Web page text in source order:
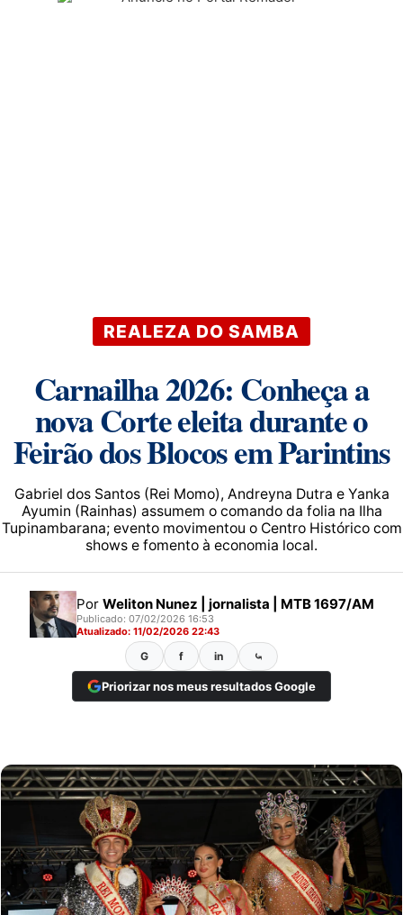
REALEZA DO SAMBA
Carnailha 2026: Conheça a
nova Corte eleita durante o
Feirão dos Blocos em Parintins
Gabriel dos Santos (Rei Momo), Andreyna Dutra e Yanka
Ayumin (Rainhas) assumem o comando da folia na Ilha
Tupinambarana; evento movimentou o Centro Histórico com
shows e fomento à economia local.
Por Weliton Nunez | jornalista | MTB 1697/AM
Publicado: 07/02/2026 16:53
Atualizado: 11/02/2026 22:43
G f in ⤿
Priorizar nos meus resultados Google